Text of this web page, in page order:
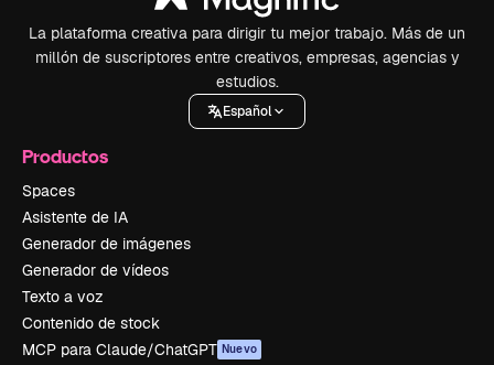
La plataforma creativa para dirigir tu mejor trabajo. Más de un
millón de suscriptores entre creativos, empresas, agencias y
estudios.
Español
Productos
Spaces
Asistente de IA
Generador de imágenes
Generador de vídeos
Texto a voz
Contenido de stock
MCP para Claude/ChatGPT Nuevo